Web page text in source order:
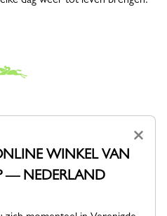
van een van onze geliefde
×
WINKEL VAN
— NEDERLAND